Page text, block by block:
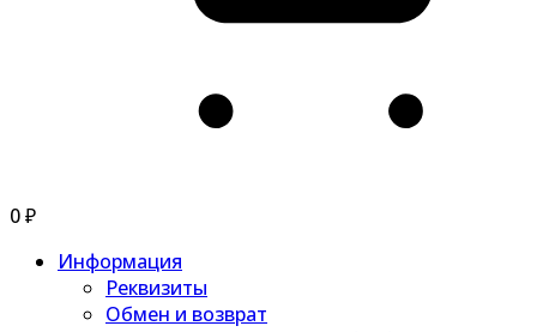
0₽
Информация
Реквизиты
Обмен и возврат